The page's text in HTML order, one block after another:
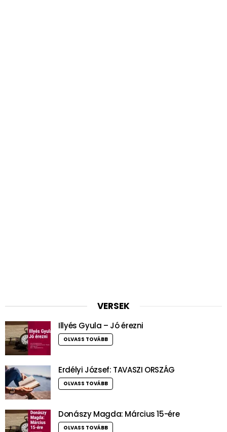
VERSEK
Illyés Gyula – Jó érezni
OLVASS TOVÁBB
Erdélyi József: TAVASZI ORSZÁG
OLVASS TOVÁBB
Donászy Magda: Március 15-ére
OLVASS TOVÁBB